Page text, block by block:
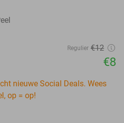
Regulier €12
€8
nieuwe Social Deals. Wees
op = op!